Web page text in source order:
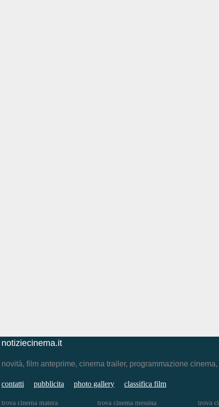
notiziecinema.it
novità, film anteprime, cinema trailer, programmazione
contatti pubblicita photo gallery classifica film
trova cinema matera trova cinema messina trova